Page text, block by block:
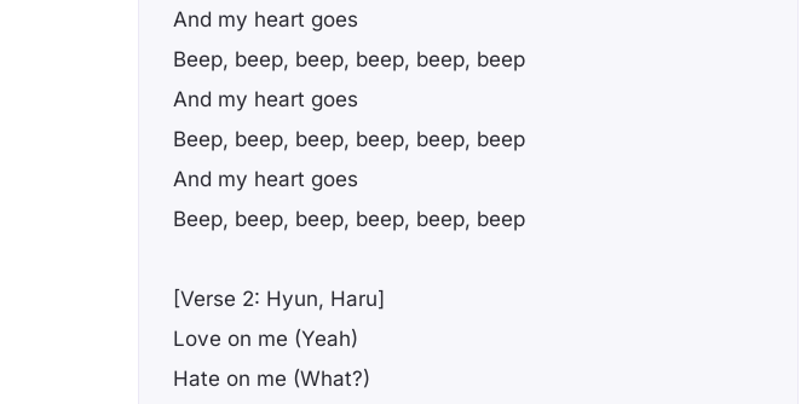
And my heart goes
Beep, beep, beep, beep, beep, beep
And my heart goes
Beep, beep, beep, beep, beep, beep
And my heart goes
Beep, beep, beep, beep, beep, beep
[Verse 2: Hyun, Haru]
Love on me (Yeah)
Hate on me (What?)